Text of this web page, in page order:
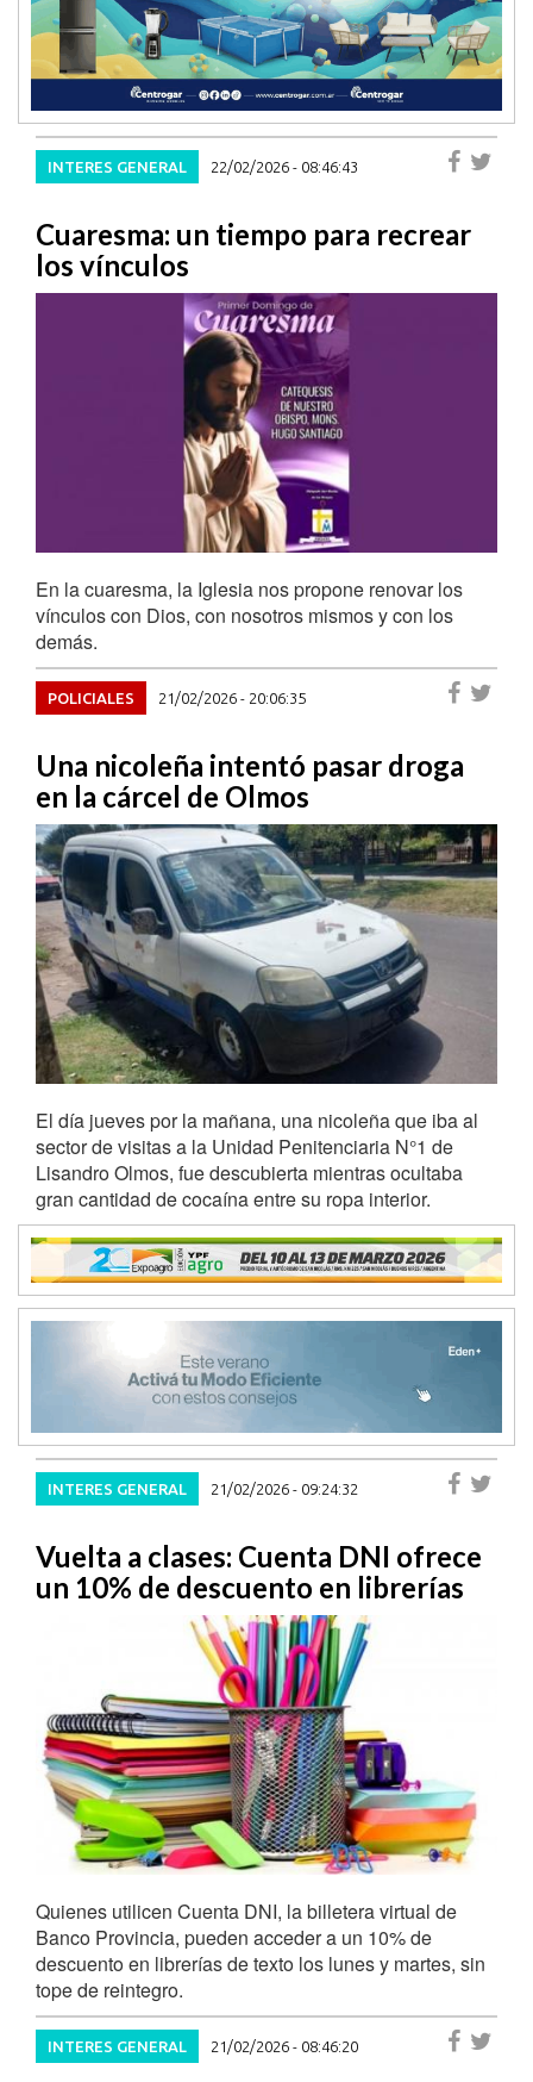
INTERES GENERAL 22/02/2026 - 08:46:43
Cuaresma: un tiempo para recrear
los vínculos
En la cuaresma, la Iglesia nos propone renovar los
vínculos con Dios, con nosotros mismos y con los
demás.
POLICIALES 21/02/2026 - 20:06:35
Una nicoleña intentó pasar droga
en la cárcel de Olmos
El día jueves por la mañana, una nicoleña que iba al
sector de visitas a la Unidad Penitenciaria N°1 de
Lisandro Olmos, fue descubierta mientras ocultaba
gran cantidad de cocaína entre su ropa interior.
INTERES GENERAL 21/02/2026 - 09:24:32
Vuelta a clases: Cuenta DNI ofrece
un 10% de descuento en librerías
Quienes utilicen Cuenta DNI, la billetera virtual de
Banco Provincia, pueden acceder a un 10% de
descuento en librerías de texto los lunes y martes, sin
tope de reintegro.
INTERES GENERAL 21/02/2026 - 08:46:20